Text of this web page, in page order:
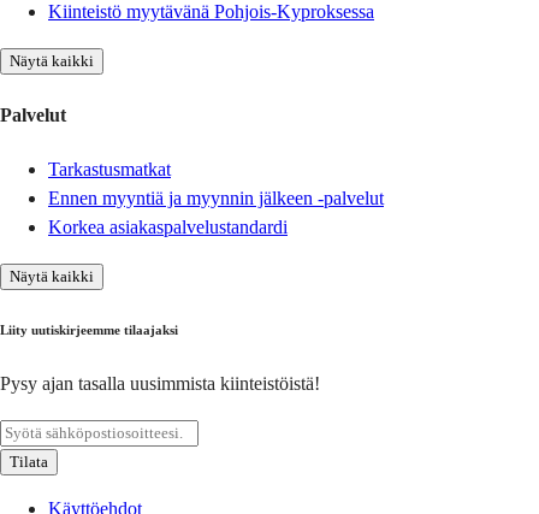
Kiinteistö myytävänä Pohjois-Kyproksessa
Näytä kaikki
Palvelut
Tarkastusmatkat
Ennen myyntiä ja myynnin jälkeen -palvelut
Korkea asiakaspalvelustandardi
Näytä kaikki
Liity uutiskirjeemme tilaajaksi
Pysy ajan tasalla uusimmista kiinteistöistä!
Tilata
Käyttöehdot